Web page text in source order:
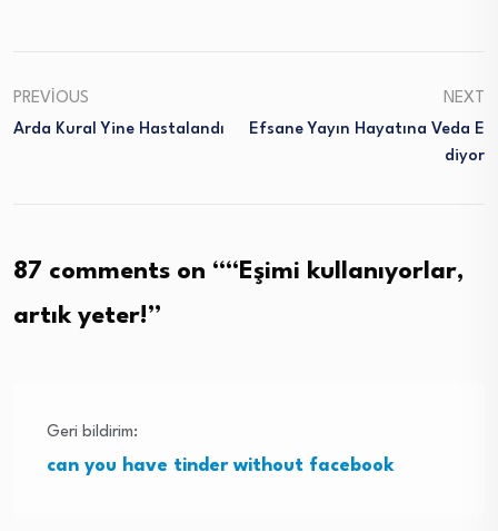
PREVIOUS
Arda Kural Yine Hastalandı
NEXT
Efsane Yayın Hayatına Veda E
Diyor
87 comments on ““Eşimi kullanıyorlar,
artık yeter!”
Geri bildirim:
can you have tinder without facebook